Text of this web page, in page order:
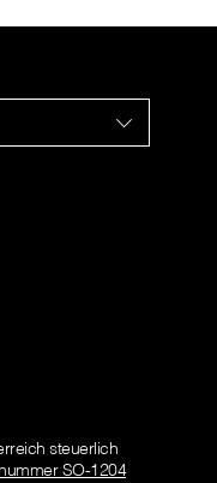
steuerlich
SO-1204